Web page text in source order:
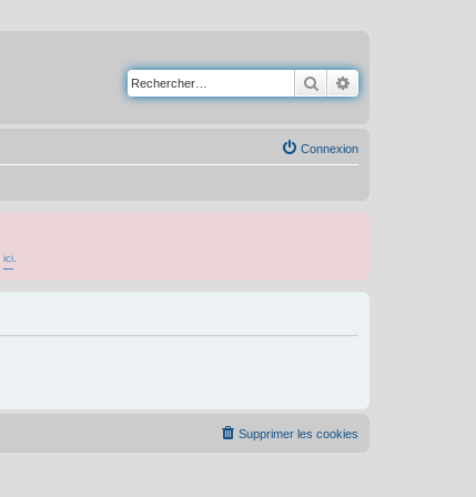
Rechercher
Connexion
ici
Supprimer les cookies